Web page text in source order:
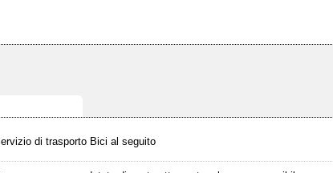
di trasporto Bici al seguito